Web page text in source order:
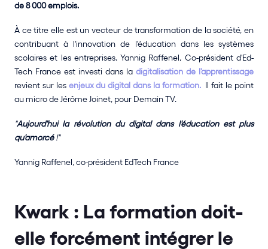
de 8 000 emplois.
À ce titre elle est un vecteur de transformation de la société, en
contribuant à l'innovation de l'éducation dans les systèmes
scolaires et les entreprises. Yannig Raffenel, Co-président d'Ed-
Tech France est investi dans la digitalisation de l'apprentissage
revient sur les enjeux du digital dans la formation. Il fait le point
au micro de Jérôme Joinet, pour Demain TV.
"Aujourd'hui la révolution du digital dans l'éducation est plus
qu'amorcé !"
Yannig Raffenel, co-président EdTech France
Kwark : La formation doit-
elle forcément intégrer le